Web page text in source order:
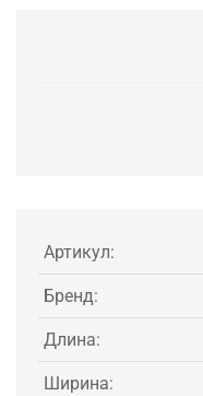
Артикул:
Бренд:
Длина:
Ширина: